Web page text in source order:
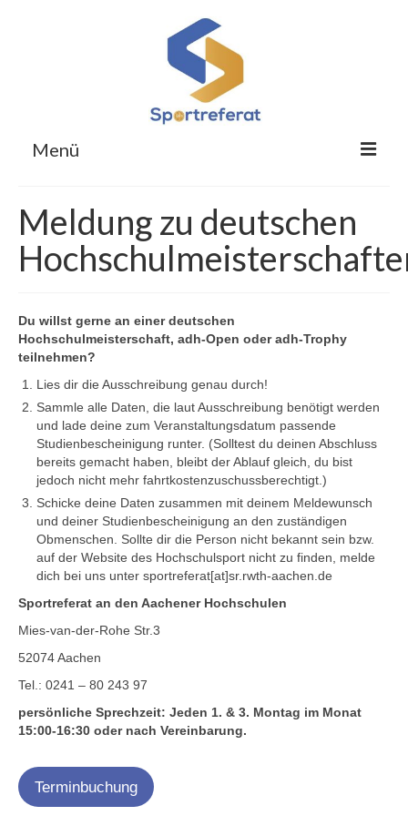
Menü
Für Übungsleitende
Für Obleute
Sportreferat
Kontakt
Meldung zu deutschen
Du willst gerne an einer deutschen
Hochschulmeisterschaft, adh-Open oder adh-Trophy
teilnehmen?
Lies dir die Ausschreibung genau durch!
Sammle alle Daten, die laut Ausschreibung benötigt werden
und lade deine zum Veranstaltungsdatum passende
Studienbescheinigung runter. (Solltest du deinen Abschluss
bereits gemacht haben, bleibt der Ablauf gleich, du bist
jedoch nicht mehr fahrtkostenzuschussberechtigt.)
Schicke deine Daten zusammen mit deinem Meldewunsch
und deiner Studienbescheinigung an den zuständigen
Obmenschen. Sollte dir die Person nicht bekannt sein bzw.
auf der Website des Hochschulsport nicht zu finden, melde
dich bei uns unter sportreferat[at]sr.rwth-aachen.de
Sportreferat an den Aachener Hochschulen
Mies-van-der-Rohe Str.3
52074 Aachen
Tel.: 0241 – 80 243 97
persönliche Sprechzeit: Jeden 1. & 3. Montag im Monat
15:00-16:30 oder nach Vereinbarung.
Terminbuchung